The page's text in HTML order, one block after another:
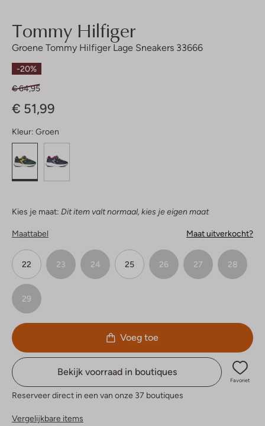
Tommy Hilfiger
Groene Tommy Hilfiger Lage Sneakers 33666
-20%
€ 64,95
€ 51,99
Kleur: Groen
Kies je maat: Dit item valt normaal, kies je eigen maat
Maattabel Maat uitverkocht?
22 23 24 25 26 27 28
29
Voeg toe
Bekijk voorraad in boutiques
Favoriet
Reserveer direct in een van onze 37 boutiques
Vergelijkbare items